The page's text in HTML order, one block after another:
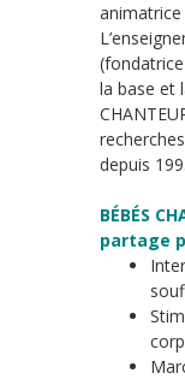
la base et
depuis
BÉBÉS
partage